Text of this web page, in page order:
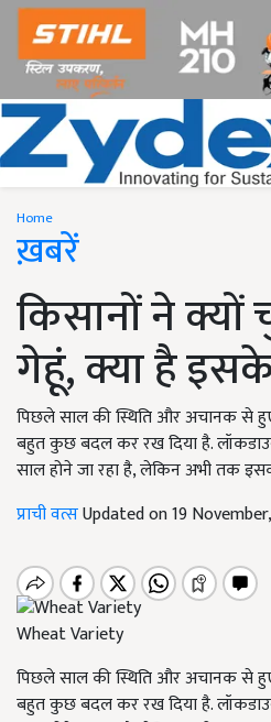
Home
ख़बरें
किसानों ने क्यों
गेहूं, क्या है
पिछले साल की स्थिति और अचानक से
बहुत कुछ बदल कर रख दिया है.
साल होने जा रहा है, लेकिन अभी तक
प्राची वत्सUpdated on 19
Wheat Variety
पिछले साल की स्थिति और अचानक से
बहुत कुछ बदल कर रख दिया है.